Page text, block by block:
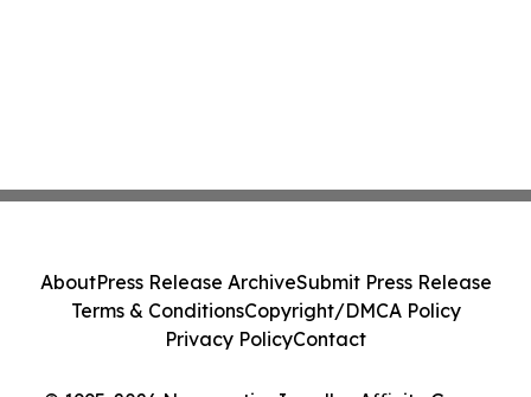
AboutPress Release ArchiveSubmit Press Release
Terms & ConditionsCopyright/DMCA Policy
Privacy PolicyContact